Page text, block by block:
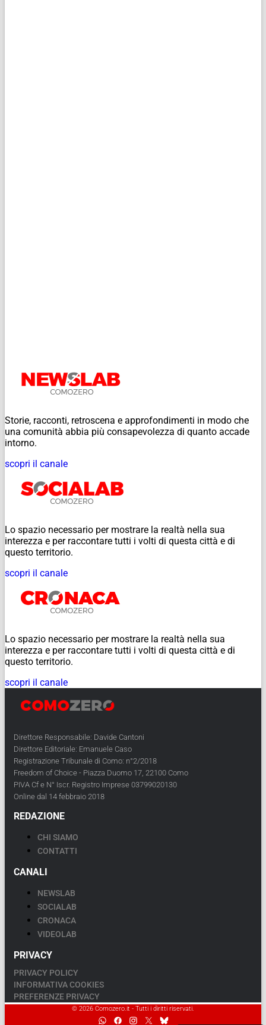
Storie, racconti, retroscena e approfondimenti in modo che
una comunità abbia più consapevolezza di quanto accade
intorno.
scopri il canale
Lo spazio necessario per mostrare la realtà nella sua
interezza e per raccontare tutti i volti di questa città e di
questo territorio.
scopri il canale
Lo spazio necessario per mostrare la realtà nella sua
interezza e per raccontare tutti i volti di questa città e di
questo territorio.
scopri il canale
Direttore Responsabile: Davide Cantoni
Direttore Editoriale: Emanuele Caso
Registrazione Tribunale di Como: n°2/2018
Freedom of Choice - Piazza Duomo 17, 22100 Como
PIVA Cf e N° Iscr. Registro Imprese 03799020130
Online dal 14 febbraio 2018
REDAZIONE
CHI SIAMO
CONTATTI
CANALI
NEWSLAB
SOCIALAB
CRONACA
VIDEOLAB
PRIVACY
PRIVACY POLICY
INFORMATIVA COOKIES
PREFERENZE PRIVACY
© 2026 Comozero.it - Tutti i diritti riservati.